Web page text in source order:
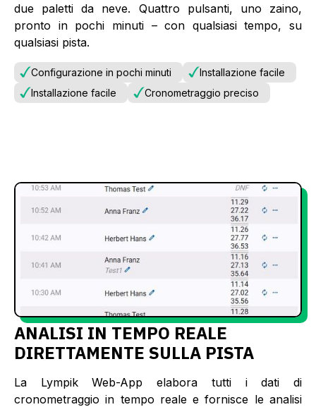
due paletti da neve. Quattro pulsanti, uno zaino,
pronto in pochi minuti – con qualsiasi tempo, su
qualsiasi pista.
Configurazione in pochi minuti
Installazione facile
Installazione facile
Cronometraggio preciso
ANALISI IN TEMPO REALE
DIRETTAMENTE SULLA PISTA
La Lympik Web-App elabora tutti i dati di
cronometraggio in tempo reale e fornisce le analisi